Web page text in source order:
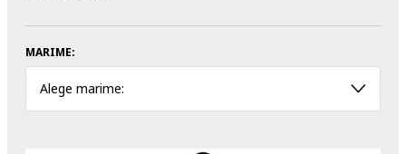
MARIME:
Alege marime: